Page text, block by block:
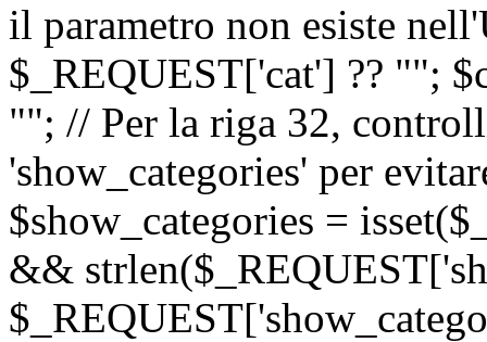
il parametro non esiste
$_REQUEST['cat'] ?? "";
""; // Per la riga 32,
'show_categories' per
$show_categories =
&&